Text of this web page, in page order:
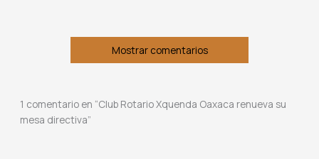
Mostrar comentarios
1 comentario en “Club Rotario Xquenda Oaxaca renueva su
mesa directiva”